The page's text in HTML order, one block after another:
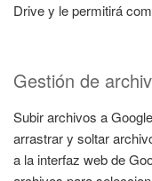
Drive y le permitirá
Gestión de
Subir archivos a
arrastrar y soltar
a la interfaz web de